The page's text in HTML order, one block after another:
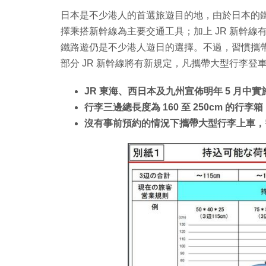
日本是不少港人的首選旅遊目的地，由於日本
擇乘搭新幹線為主要交通工具；加上 JR 新幹線
鐵路遊仍是不少港人遊日的選擇。不過，習慣
部分 JR 新幹線將有新規定，凡攜帶大型行李登
JR 東海、西日本及九州宣佈明年 5 月中實
行李三邊總長度為 160 至 250cm 的行李箱
沒有事前預約的情況下攜帶大型行李上車